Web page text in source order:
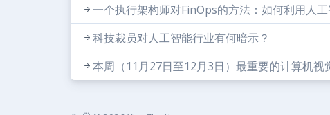
一个执行架构师对FinOps的方法：如何利用人
科技裁员对人工智能行业有何暗示？
本周（11月27日至12月3日）最重要的计算机视